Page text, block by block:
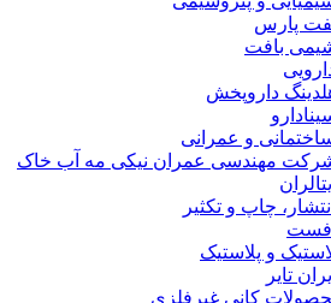
پارس
بافت
داروپخش
و عمرانی
مهندسی عمران نیکی مه آب خاک
ایتالران
چاپ و تکثير
افست
و پلاستیک
ایران تایر
كانی غيرفلزی